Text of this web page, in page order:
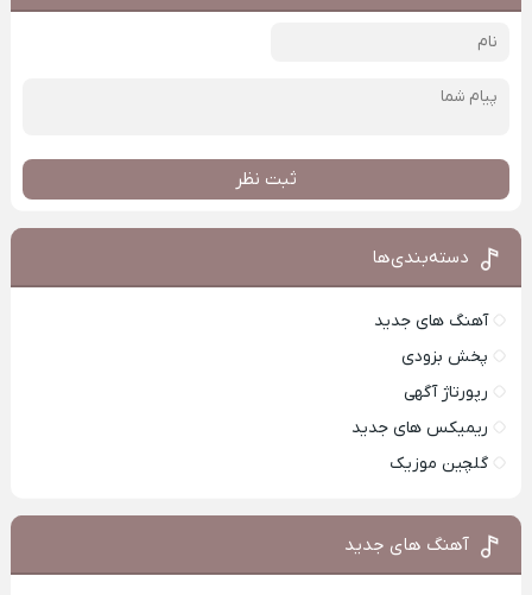
ثبت نظر
دسته‌بندی‌ها
آهنگ های جدید
پخش بزودی
رپورتاژ آگهی
ریمیکس های جدید
گلچین موزیک
آهنگ های جدید